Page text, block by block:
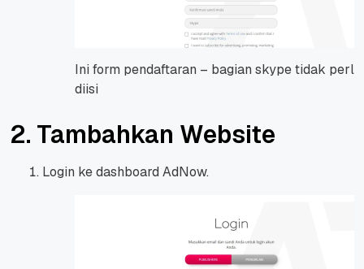
Ini form pendaftaran – bagian skype tidak perlu
diisi
2. Tambahkan Website
Login ke dashboard AdNow.